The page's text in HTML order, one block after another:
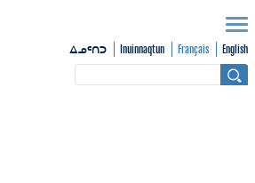
ᐃᓄᑦᑎᑐ Inuinnaqtun Français English